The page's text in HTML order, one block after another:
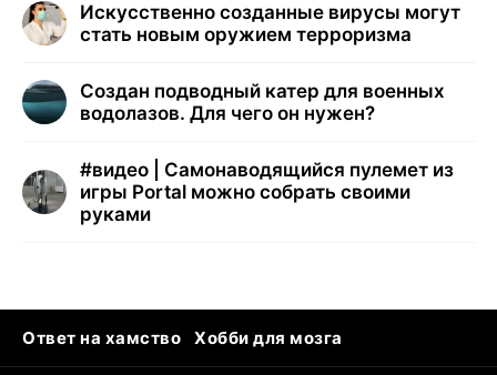
Искусственно созданные вирусы могут
стать новым оружием терроризма
Создан подводный катер для военных
водолазов. Для чего он нужен?
#видео | Самонаводящийся пулемет из
игры Portal можно собрать своими
руками
Ответ на хамство
Хобби для мозга
Бензин 100 vs 95
Тунцы в океанариуме